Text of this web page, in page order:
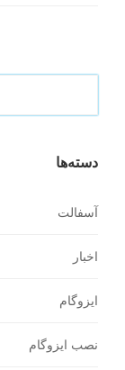
دسته‌ها
آسفالت
اخبار
ایزوگام
نصب ایزوگام